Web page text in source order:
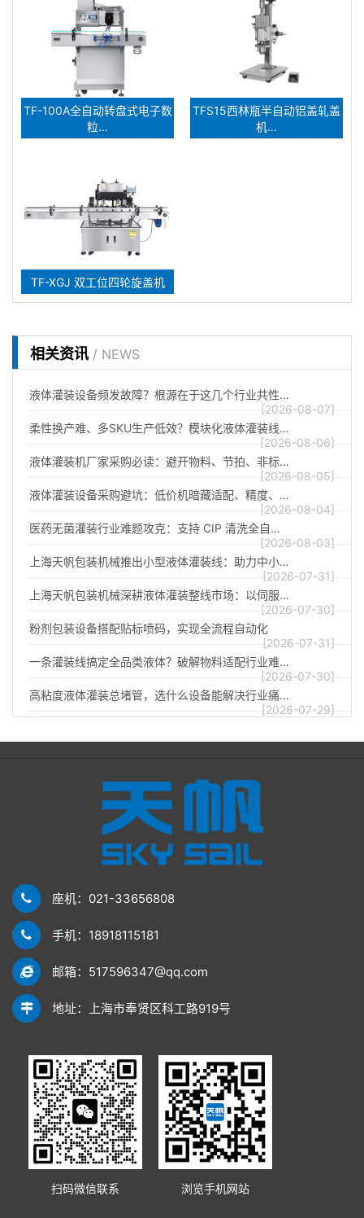
TF-100A全自动转盘式电子数
粒…
TFS15西林瓶半自动铝盖轧盖
机…
TF-XGJ 双工位四轮旋盖机
相关资讯 / NEWS
液体灌装设备频发故障？根源在于这几个行业共性…
[2026-08-07]
柔性换产难、多SKU生产低效？模块化液体灌装线…
[2026-08-06]
液体灌装机厂家采购必读：避开物料、节拍、非标…
[2026-08-05]
液体灌装设备采购避坑：低价机暗藏适配、精度、…
[2026-08-04]
医药无菌灌装行业难题攻克：支持 CIP 清洗全自…
[2026-08-03]
上海天帆包装机械推出小型液体灌装线：助力中小…
[2026-07-31]
上海天帆包装机械深耕液体灌装整线市场：以伺服…
[2026-07-30]
粉剂包装设备搭配贴标喷码，实现全流程自动化
[2026-07-31]
一条灌装线搞定全品类液体？破解物料适配行业难…
[2026-07-30]
高粘度液体灌装总堵管，选什么设备能解决行业痛…
[2026-07-29]
座机：021-33656808
手机：18918115181
邮箱：517596347@qq.com
地址：上海市奉贤区科工路919号
扫码微信联系 浏览手机网站